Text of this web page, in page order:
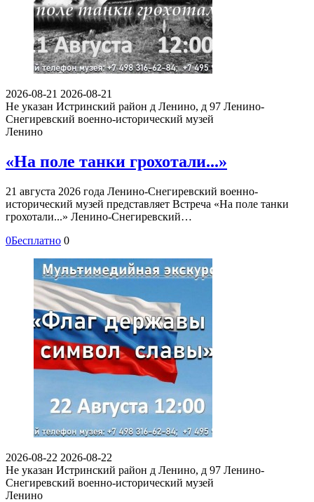
2026-08-21 2026-08-21
Не указан Истринский район д Ленино, д 97 Ленино-
Снегиревский военно-исторический музей
Ленино
«На поле танки грохотали...»
21 августа 2026 года Ленино-Снегиревский военно-
исторический музей представляет Встреча «На поле танки
грохотали...» Ленино-Снегиревский…
0Бесплатно 0
2026-08-22 2026-08-22
Не указан Истринский район д Ленино, д 97 Ленино-
Снегиревский военно-исторический музей
Ленино